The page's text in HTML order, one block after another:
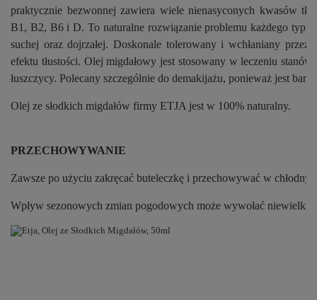
praktycznie bezwonnej zawiera wiele nienasyconych kwasów
B1, B2, B6 i D. To naturalne rozwiązanie problemu każdego typu
suchej oraz dojrzałej. Doskonale tolerowany i wchłaniany
efektu tłustości. Olej migdałowy jest stosowany w leczeniu
łuszczycy. Polecany szczególnie do demakijażu, ponieważ jest
Olej ze słodkich migdałów firmy ETJA jest w 100% naturalny.
PRZECHOWYWANIE
Zawsze po użyciu zakręcać buteleczkę i przechowywać w
Wpływ sezonowych zmian pogodowych może wywołać